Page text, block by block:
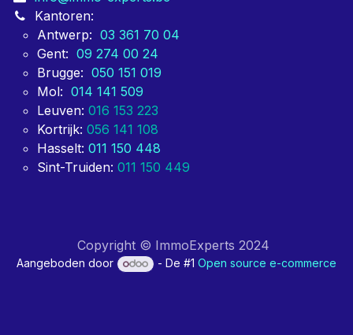
Kantoren:
Antwerp: 03 361 70 04
Gent: 09 274 00 24
Brugge: 050 151 019
Mol: 014 141 509
Leuven: 016 153 223
Kortrijk: 056 141 108
Hasselt: 011 150 448
Sint-Truiden: 011 150 449
Copyright © ImmoExperts 2024
Aangeboden door - De #1Open source e-commerce